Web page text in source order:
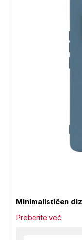
Minimalističen
Preberite več